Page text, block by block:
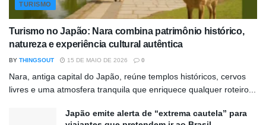
TURISMO
Turismo no Japão: Nara combina patrimônio histórico,
natureza e experiência cultural autêntica
BY THINGSOUT 15 DE MAIO DE 2026 0
Nara, antiga capital do Japão, reúne templos históricos, cervos
livres e uma atmosfera tranquila que enriquece qualquer roteiro...
Japão emite alerta de “extrema cautela” para